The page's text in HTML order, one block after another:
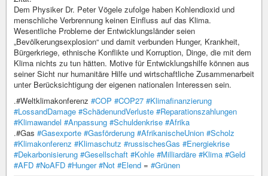
Dem Physiker Dr. Peter Vögele zufolge haben Kohlendioxid und
menschliche Verbrennung keinen Einfluss auf das Klima.
Wesentliche Probleme der Entwicklungsländer seien
„Bevölkerungsexplosion“ und damit verbunden Hunger, Krankheit,
Bürgerkriege, ethnische Konflikte und Korruption, Dinge, die mit dem
Klima nichts zu tun hätten. Motive für Entwicklungshilfe können aus
seiner Sicht nur humanitäre Hilfe und wirtschaftliche Zusammenarbeit
unter Berücksichtigung der eigenen nationalen Interessen sein.
.#Weltklimakonferenz #COP #COP27 #Klimafinanzierung
#LossandDamage #SchädenundVerluste #Reparationszahlungen
#Klimawandel #Anpassung #Schuldenkrise #Afrika
.#Gas #Gasexporte #Gasförderung #AfrikanischeUnion #Scholz
#Klimakonferenz #Klimaschutz #russischesGas #Energiekrise
#Dekarbonisierung #Gesellschaft #Kohle #Milliardäre #Klima #Geld
#AFD #NoAFD #Hunger #Not #Elend = #Grünen